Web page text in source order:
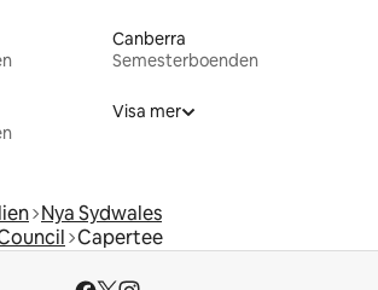
Canberra
Semesterboenden
Visa mer
Nya Sydwales
Capertee